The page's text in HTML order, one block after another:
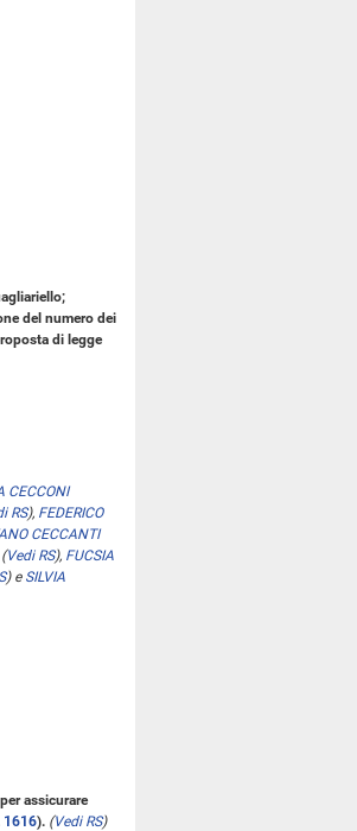
del numero dei
di legge
CECCONI
RS), FEDERICO
CECCANTI
(Vedi RS), FUCSIA
)e SILVIA
assicurare
1616). (Vedi RS)